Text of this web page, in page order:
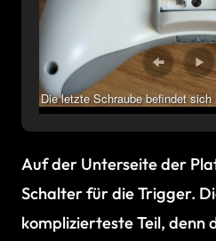
Die letzte Schraube befindet
Auf der Unterseite der
Schalter für die Trigger.
komplizierteste Teil, denn